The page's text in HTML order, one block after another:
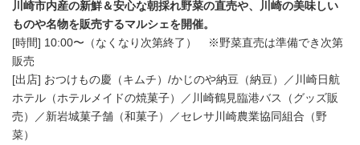
川崎市内産の新鮮＆安心な朝採れ野菜の直売や、川崎の美味しい
ものや名物を販売するマルシェを開催。
[時間] 10:00〜（なくなり次第終了） ※野菜直売は準備でき次第
販売
[出店] おつけもの慶（キムチ）/かじのや納豆（納豆）／川崎日航
ホテル（ホテルメイドの焼菓子）／川崎鶴見臨港バス（グッズ販
売）／新岩城菓子舗（和菓子）／セレサ川崎農業協同組合（野
菜）